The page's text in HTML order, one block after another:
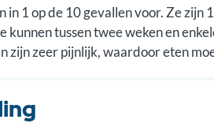
in 1 op de 10 gevallen voor. Ze
kunnen tussen twee weken en
zijn zeer pijnlijk, waardoor eten